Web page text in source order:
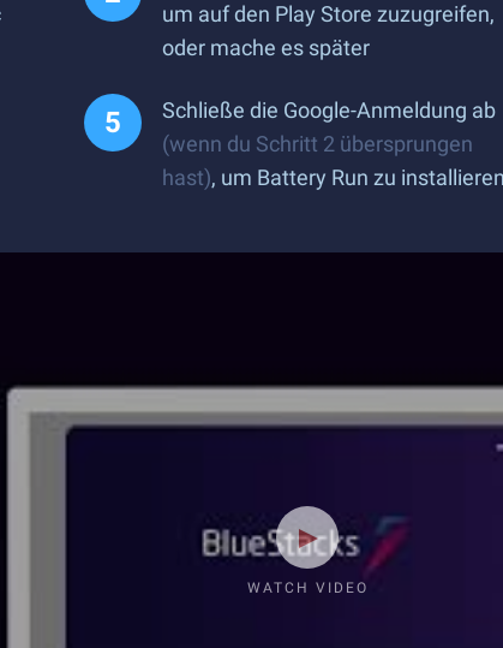
um auf den Play Store zuzugreifen,
oder mache es später
Schließe die Google-Anmeldung ab
(wenn du Schritt 2 übersprungen
hast), um Battery Run zu
WATCH VIDEO